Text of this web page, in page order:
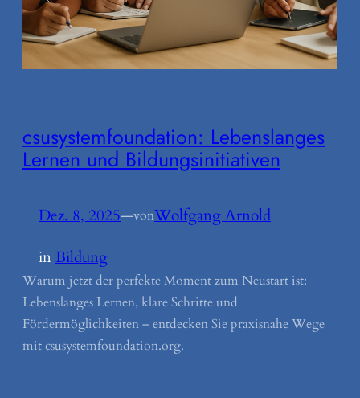
csusystemfoundation: Lebenslanges
Lernen und Bildungsinitiativen
Dez. 8, 2025—vonWolfgang Arnold
inBildung
Warum jetzt der perfekte Moment zum Neustart ist:
Lebenslanges Lernen, klare Schritte und
Fördermöglichkeiten – entdecken Sie praxisnahe Wege
mit csusystemfoundation.org.